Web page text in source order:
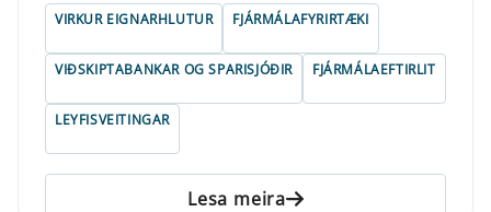
VIRKUR EIGNARHLUTUR FJÁRMÁLAFYRIRTÆKI
VIÐSKIPTABANKAR OG SPARISJÓÐIR FJÁRMÁLAEFTIRLIT
LEYFISVEITINGAR
Lesa meira